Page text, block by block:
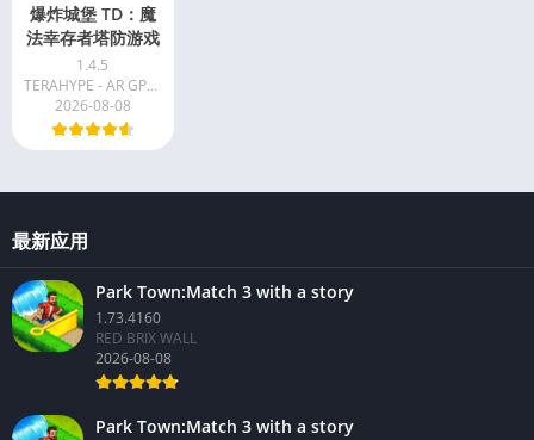
爆炸城堡 TD：魔
法幸存者塔防游戏
1.4.5
TERAHYPE - AR GPS & Fantasy RPG + Casual Games
2026-08-08
最新应用
Park Town:Match 3 with a story
1.73.4160
RED BRIX WALL
2026-08-08
Park Town:Match 3 with a story